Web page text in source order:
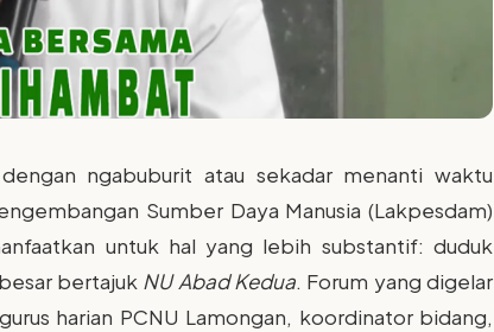
ngabuburit atau sekadar menanti waktu
Sumber Daya Manusia (Lakpesdam)
untuk hal yang lebih substantif: duduk
bertajuk NU Abad Kedua. Forum yang digelar
harian PCNU Lamongan, koordinator bidang,